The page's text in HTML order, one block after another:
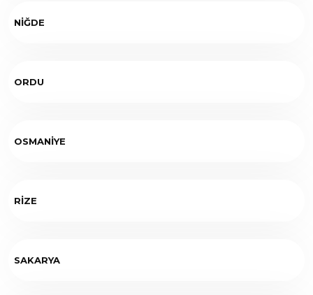
NİĞDE
ORDU
OSMANİYE
RİZE
SAKARYA